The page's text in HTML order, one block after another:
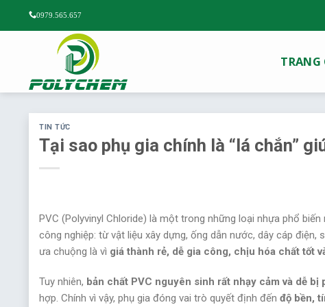
0979.565.657
TRANG
TIN TỨC
Tại sao phụ gia chính là “lá chắn”
PVC (Polyvinyl Chloride) là một trong những loại nhựa phổ
công nghiệp: từ vật liệu xây dựng, ống dẫn nước, dây cáp
ưa chuộng là vì giá thành rẻ, dễ gia công, chịu hóa chất tốt
Tuy nhiên, bản chất PVC nguyên sinh rất nhạy cảm và dễ bị
hợp. Chính vì vậy, phụ gia đóng vai trò quyết định đến độ bền,